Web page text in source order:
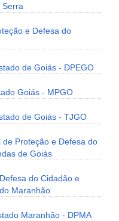
Serra
e Defesa do
de Goiás - DPEGO
Goiás - MPGO
de Goiás - TJGO
Proteção e Defesa do
de Goiás
do Cidadão e
Maranhão
Maranhão - DPMA